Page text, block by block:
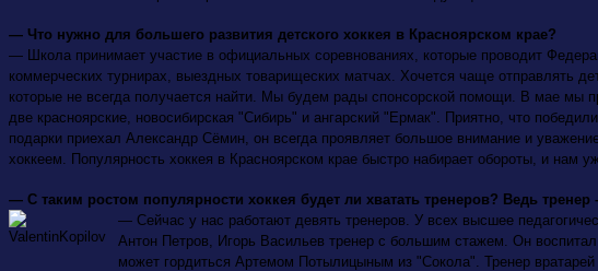
— Что нужно для большего развития детского хоккея в Красноярском крае?
— Школа принимает участие в официальных соревнованиях, которые проводит
коммерческих турнирах, выездных товарищеских матчах. Хочется чаще отправлять
которые не всегда получается найти. Мы будем рады спонсорской помощи. В мае мы
две красноярские, новосибирская "Сибирь" и ангарский "Ермак". Приятно, что
подарки приехал Александр Сёмин, он всегда проявляет большое внимание и
хоккеем. Популярность хоккея в Красноярском крае быстро набирает обороты, и
— С таким ростом популярности хоккея будет ли хватать тренеров? Ведь
— Сейчас у нас работают девять тренеров. У всех высшее
Антон Петров, Игорь Васильев тренер с большим стажем. Он
может гордиться Артемом Потылицыным из "Сокола". Тренер